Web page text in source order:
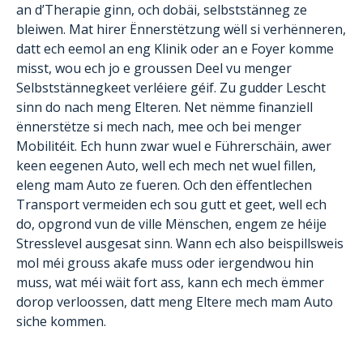
an d’Therapie ginn, och dobäi, selbststänneg ze
bleiwen. Mat hirer Ënnerstëtzung wëll si verhënneren,
datt ech eemol an eng Klinik oder an e Foyer komme
misst, wou ech jo e groussen Deel vu menger
Selbststännegkeet verléiere géif. Zu gudder Lescht
sinn do nach meng Elteren. Net nëmme finanziell
ënnerstëtze si mech nach, mee och bei menger
Mobilitéit. Ech hunn zwar wuel e Führerschäin, awer
keen eegenen Auto, well ech mech net wuel fillen,
eleng mam Auto ze fueren. Och den ëffentlechen
Transport vermeiden ech sou gutt et geet, well ech
do, opgrond vun de ville Mënschen, engem ze héije
Stresslevel ausgesat sinn. Wann ech also beispillsweis
mol méi grouss akafe muss oder iergendwou hin
muss, wat méi wäit fort ass, kann ech mech ëmmer
dorop verloossen, datt meng Eltere mech mam Auto
siche kommen.